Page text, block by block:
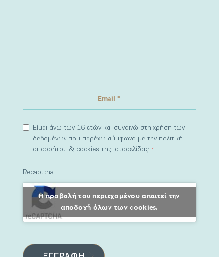
Είμαι άνω των 16 ετών και συναινώ στη χρήση των
δεδομένων που παρέχω σύμφωνα με την πολιτική
απορρήτου & cookies της ιστοσελίδας.*
Recaptcha
Η προβολή του περιεχομένου απαιτεί την
αποδοχή όλων των cookies.